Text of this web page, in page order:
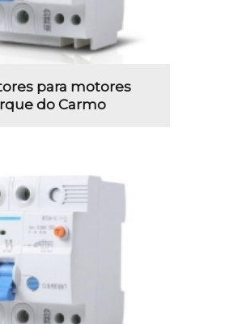
para motores
do Carmo